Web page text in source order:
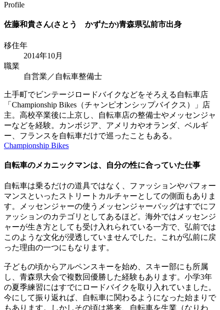
Profile
佐藤和貴さん(さとう かずたか)青森県弘前市出身
移住年
2014年10月
職業
自営業／自転車整備士
土手町でビンテージロードバイクなどをそろえる自転車店
「Championship Bikes（チャンピオンシップバイクス）」店
主。高校卒業後に上京し、自転車店の整備士やメッセンジャ
ーなどを経験。カンボジア、アメリカやオランダ、ベルギ
ー、フランスを自転車だけで巡ったこともある。
Championship Bikes
自転車のメカニックマンは、自分の性に合っていた仕事
自転車は乗るだけの道具ではなく、ファッションやパフォー
マンスといったストリートカルチャーとしての側面もありま
す。メッセンジャーの使うメッセンジャーバッグはすでにフ
ァッションのカテゴリとしてあるほど。海外ではメッセンジ
ャーが生き方としても受け入れられている一方で、弘前では
このような文化が浸透していませんでした。これが弘前に戻
った理由の一つにもなります。
子どもの頃からアルペンスキーを始め、スキー部にも所属
し、青森県大会で複数回優勝した経験もあります。小学3年
の夏季練習にはすでにロードバイクを取り入れていました。
今にして振り返れば、自転車に関わるようになった始まりで
もあります。しかしその頃は将来、自転車を生業（なりわ